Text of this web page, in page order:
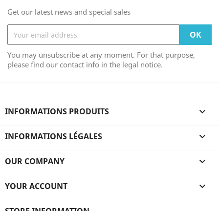
Get our latest news and special sales
You may unsubscribe at any moment. For that purpose,
please find our contact info in the legal notice.
INFORMATIONS PRODUITS 
INFORMATIONS LÉGALES 
OUR COMPANY 
YOUR ACCOUNT 